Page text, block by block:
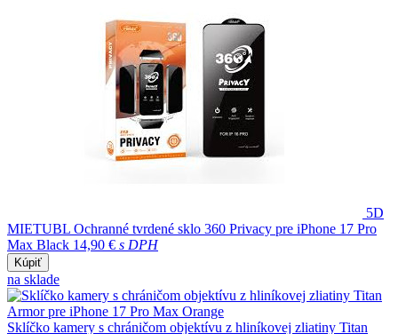
5D
MIETUBL Ochranné tvrdené sklo 360 Privacy pre iPhone 17 Pro
Max Black 14,90 € s DPH
Kúpiť
na sklade
Sklíčko kamery s chráničom objektívu z hliníkovej zliatiny Titan